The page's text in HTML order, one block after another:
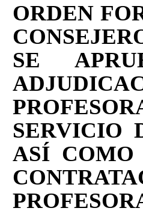
ORDEN
SE
SERVICIO
ASÍ